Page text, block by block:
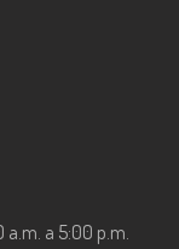
a.m. a 5:00 p.m.